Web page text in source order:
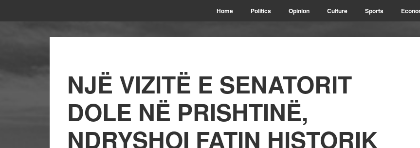
Home Politics Opinion Culture Sports
NJË VIZITË E SENATORIT
DOLE NË PRISHTINË,
NDRYSHOI FATIN HISTORIK